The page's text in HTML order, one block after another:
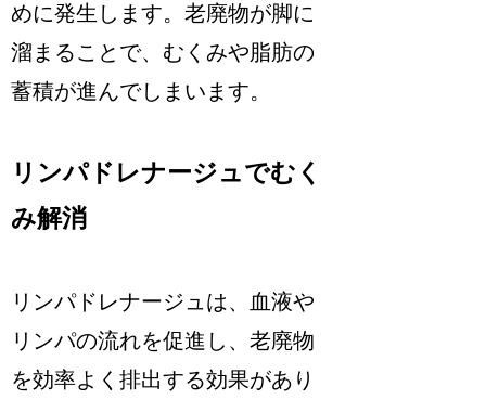
めに発生します。老廃物が脚に
溜まることで、むくみや脂肪の
蓄積が進んでしまいます。
リンパドレナージュでむく
み解消
リンパドレナージュは、血液や
リンパの流れを促進し、老廃物
を効率よく排出する効果があり